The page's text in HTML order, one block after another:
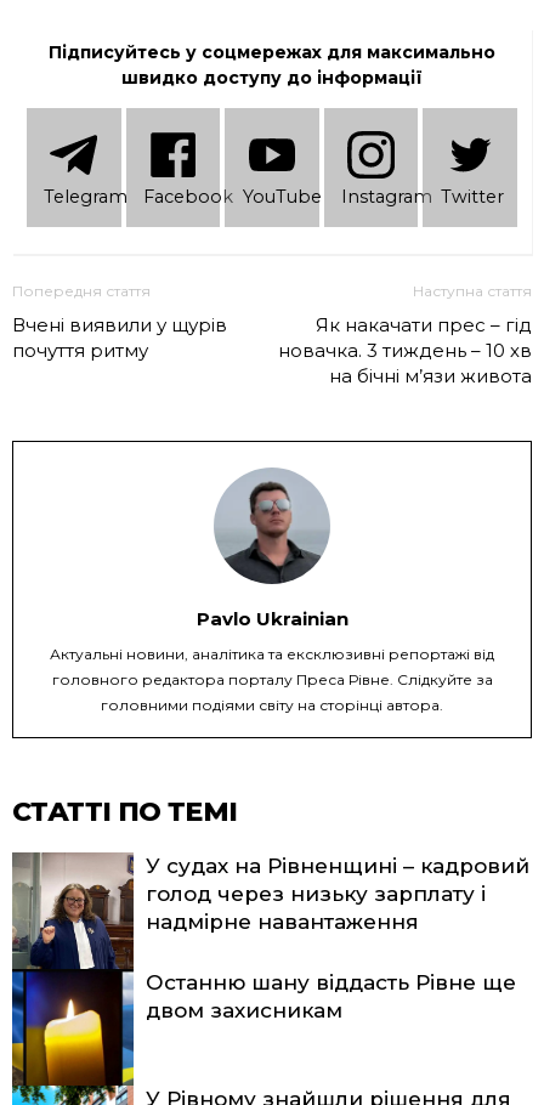
Підписуйтесь у соцмережах для максимально
швидко доступу до інформації
Telеgram Facebook YouTube Instagram Twitter
Попередня стаття
Вчені виявили у щурів
почуття ритму
Наступна стаття
Як накачати прес – гід
новачка. 3 тиждень – 10 хв
на бічні м’язи живота
Pavlo Ukrainian
Актуальні новини, аналітика та ексклюзивні репортажі від
головного редактора порталу Преса Рівне. Слідкуйте за
головними подіями світу на сторінці автора.
СТАТТІ ПО ТЕМІ
У судах на Рівненщині – кадровий
голод через низьку зарплату і
надмірне навантаження
Останню шану віддасть Рівне ще
двом захисникам
У Рівному знайшли рішення для